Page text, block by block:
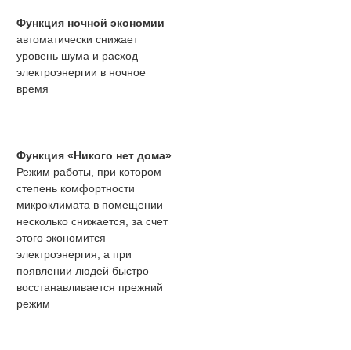
Функция ночной экономии
автоматически снижает
уровень шума и расход
электроэнергии в ночное
время
Функция «Никого нет дома»
Режим работы, при котором
степень комфортности
микроклимата в помещении
несколько снижается, за счет
этого экономится
электроэнергия, а при
появлении людей быстро
восстанавливается прежний
режим